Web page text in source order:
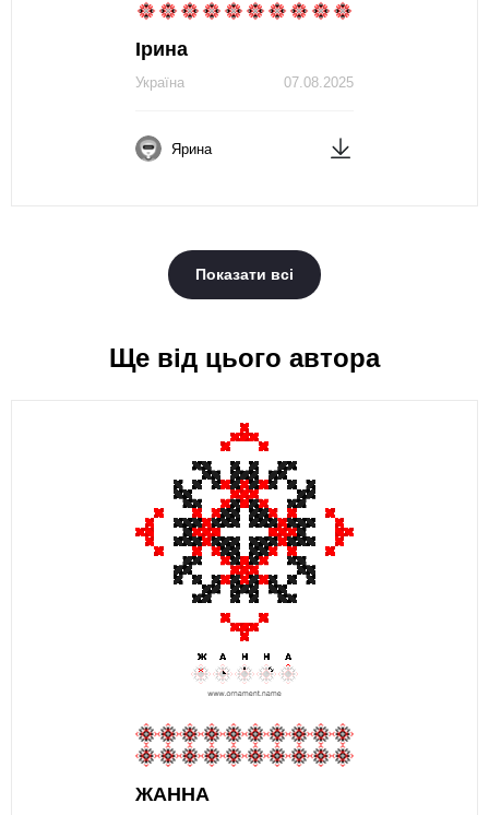
Ірина
07.08.2025
Україна
Ярина
Показати всі
Ще від цього автора
ЖAННA